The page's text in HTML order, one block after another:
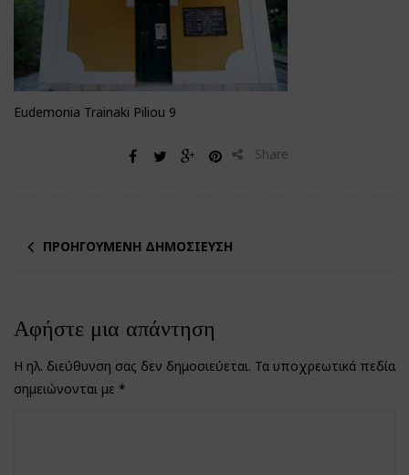
Eudemonia Trainaki Piliou 9
Share
ΠΡΟΗΓΟΎΜΕΝΗ ΔΗΜΟΣΊΕΥΣΗ
Αφήστε μια απάντηση
Η ηλ. διεύθυνση σας δεν δημοσιεύεται. Τα υποχρεωτικά πεδία
σημειώνονται με *